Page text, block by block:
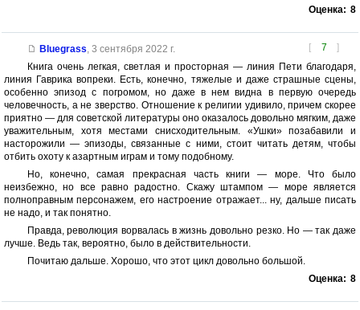
Оценка: 8
[ 7 ]
Bluegrass, 3 сентября 2022 г.
Книга очень легкая, светлая и просторная — линия Пети благодаря,
линия Гаврика вопреки. Есть, конечно, тяжелые и даже страшные сцены,
особенно эпизод с погромом, но даже в нем видна в первую очередь
человечность, а не зверство. Отношение к религии удивило, причем скорее
приятно — для советской литературы оно оказалось довольно мягким, даже
уважительным, хотя местами снисходительным. «Ушки» позабавили и
насторожили — эпизоды, связанные с ними, стоит читать детям, чтобы
отбить охоту к азартным играм и тому подобному.
Но, конечно, самая прекрасная часть книги — море. Что было
неизбежно, но все равно радостно. Скажу штампом — море является
полноправным персонажем, его настроение отражает... ну, дальше писать
не надо, и так понятно.
Правда, революция ворвалась в жизнь довольно резко. Но — так даже
лучше. Ведь так, вероятно, было в действительности.
Почитаю дальше. Хорошо, что этот цикл довольно большой.
Оценка: 8